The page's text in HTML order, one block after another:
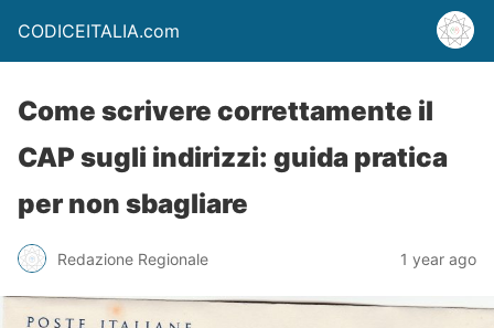
CODICEITALIA.com
Come scrivere correttamente il
CAP sugli indirizzi: guida pratica
per non sbagliare
Redazione Regionale 1 year ago